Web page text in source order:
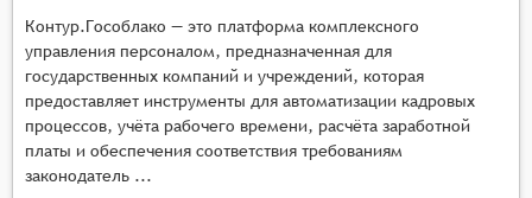
Контур.Гособлако — это платформа комплексного
управления персоналом, предназначенная для
государственных компаний и учреждений, которая
предоставляет инструменты для автоматизации кадровых
процессов, учёта рабочего времени, расчёта заработной
платы и обеспечения соответствия требованиям
законодатель ...